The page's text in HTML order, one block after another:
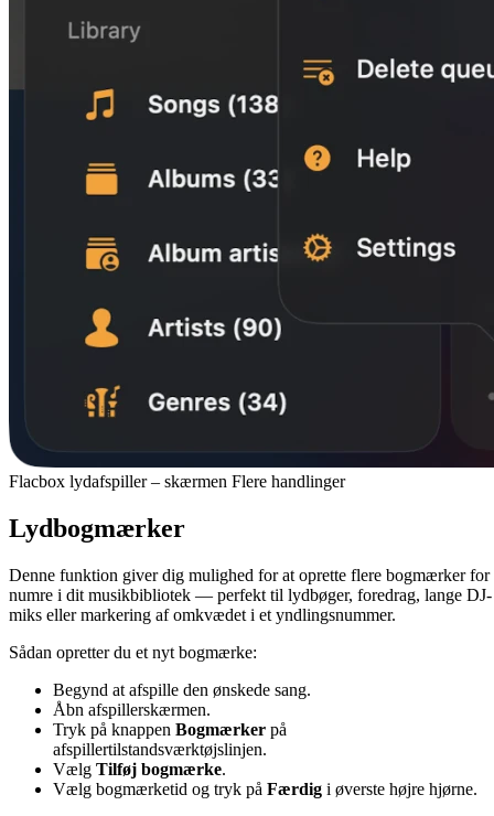
Flacbox lydafspiller – skærmen Flere handlinger
Lydbogmærker
Denne funktion giver dig mulighed for at oprette flere bogmærker for
numre i dit musikbibliotek — perfekt til lydbøger, foredrag, lange DJ-
miks eller markering af omkvædet i et yndlingsnummer.
Sådan opretter du et nyt bogmærke:
Begynd at afspille den ønskede sang.
Åbn afspillerskærmen.
Tryk på knappen Bogmærker på
afspillertilstandsværktøjslinjen.
Vælg Tilføj bogmærke.
Vælg bogmærketid og tryk på Færdig i øverste højre hjørne.